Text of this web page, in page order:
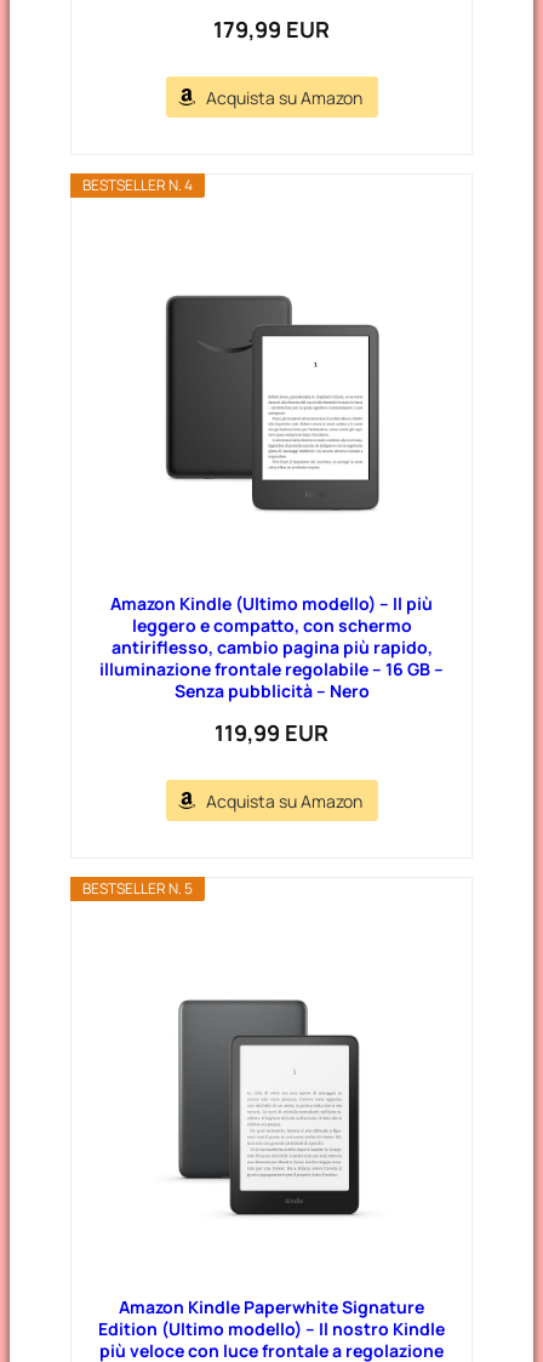
179,99 EUR
Acquista su Amazon
BESTSELLER N. 4
Amazon Kindle (Ultimo modello) – Il più
leggero e compatto, con schermo
antiriflesso, cambio pagina più rapido,
illuminazione frontale regolabile – 16 GB –
Senza pubblicità – Nero
119,99 EUR
Acquista su Amazon
BESTSELLER N. 5
Amazon Kindle Paperwhite Signature
Edition (Ultimo modello) – Il nostro Kindle
più veloce con luce frontale a regolazione